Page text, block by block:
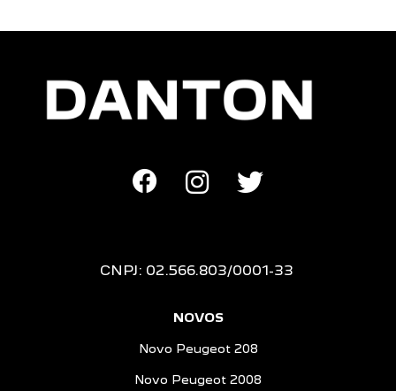
CNPJ: 02.566.803/0001-33
NOVOS
Novo Peugeot 208
Novo Peugeot 2008